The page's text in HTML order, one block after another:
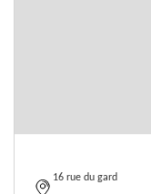
16 rue du gard